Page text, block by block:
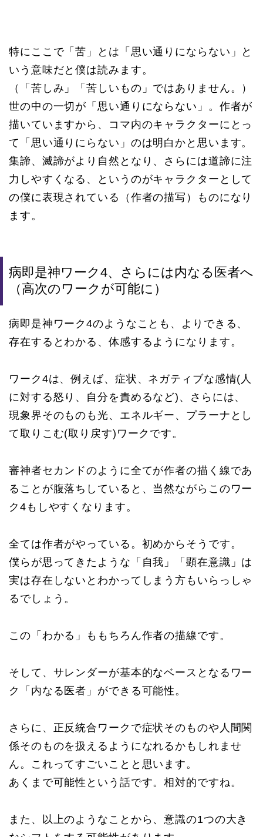
特にここで「苦」とは「思い通りにならない」と
いう意味だと僕は読みます。
（「苦しみ」「苦しいもの」ではありません。）
世の中の一切が「思い通りにならない」。作者が
描いていますから、コマ内のキャラクターにとっ
て「思い通りにらない」のは明白かと思います。
集諦、滅諦がより自然となり、さらには道諦に注
力しやすくなる、というのがキャラクターとして
の僕に表現されている（作者の描写）ものになり
ます。
病即是神ワーク4、さらには内なる医者へ
（高次のワークが可能に）
病即是神ワーク4のようなことも、よりできる、
存在するとわかる、体感するようになります。
ワーク4は、例えば、症状、ネガティブな感情(人
に対する怒り、自分を責めるなど)、さらには、
現象界そのものも光、エネルギー、プラーナとし
て取りこむ(取り戻す)ワークです。
審神者セカンドのように全てが作者の描く線であ
ることが腹落ちしていると、当然ながらこのワー
ク4もしやすくなります。
全ては作者がやっている。初めからそうです。
僕らが思ってきたような「自我」「顕在意識」は
実は存在しないとわかってしまう方もいらっしゃ
るでしょう。
この「わかる」ももちろん作者の描線です。
そして、サレンダーが基本的なベースとなるワー
ク「内なる医者」ができる可能性。
さらに、正反統合ワークで症状そのものや人間関
係そのものを扱えるようになれるかもしれませ
ん。これってすごいことと思います。
あくまで可能性という話です。相対的ですね。
また、以上のようなことから、意識の1つの大き